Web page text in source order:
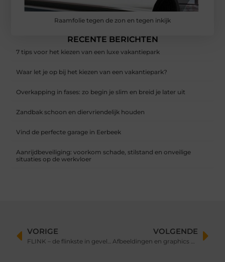
Raamfolie tegen de zon en tegen inkijk
RECENTE BERICHTEN
7 tips voor het kiezen van een luxe vakantiepark
Waar let je op bij het kiezen van een vakantiepark?
Overkapping in fases: zo begin je slim en breid je later uit
Zandbak schoon en diervriendelijk houden
Vind de perfecte garage in Eerbeek
Aanrijdbeveiliging: voorkom schade, stilstand en onveilige
situaties op de werkvloer
VORIGE
FLINK – de flinkste in gevelbekleding- en renovatie
VOLGENDE
Afbeeldingen en graphics maken het lezen makkelijker.